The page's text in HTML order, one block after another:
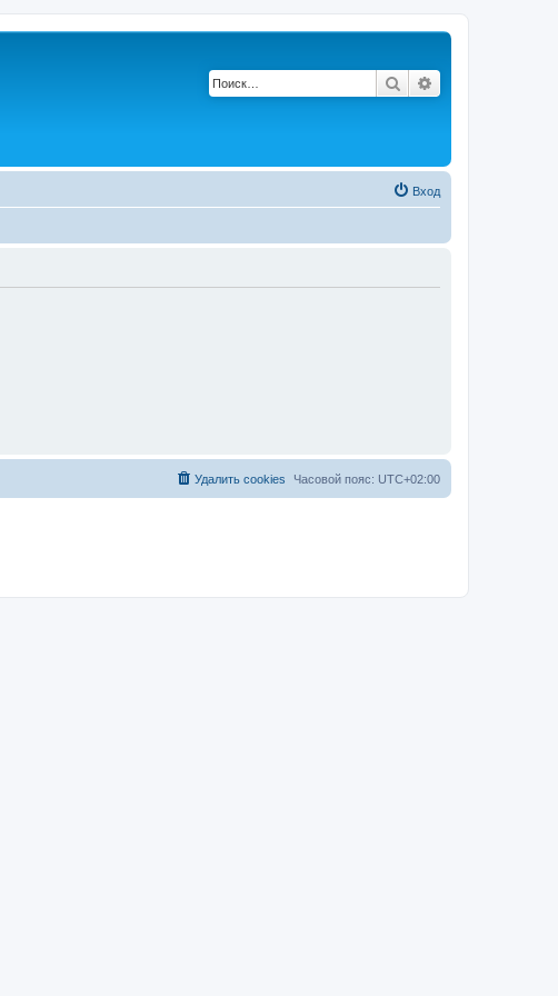
Поиск
Вход
Часовой пояс: UTC+02:00
Удалить cookies